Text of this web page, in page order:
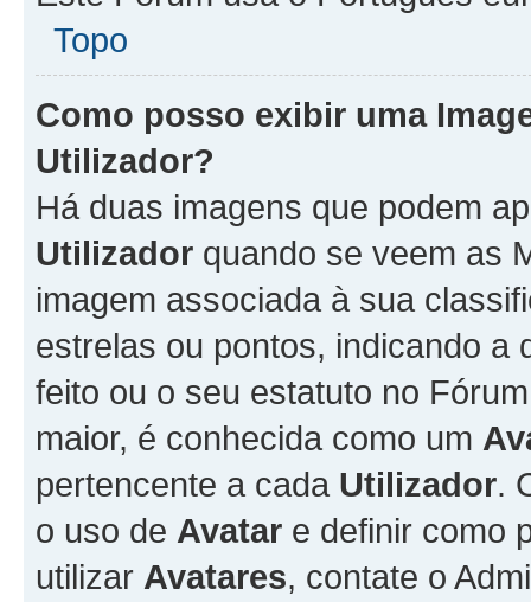
Topo
Como posso exibir uma
Utilizador?
Há duas imagens que podem
Utilizador quando se veem as
imagem associada à sua
estrelas ou pontos, indicando a
feito ou o seu estatuto no
maior, é conhecida como um
pertencente a cada Utilizador.
o uso de Avatar e definir como
utilizar Avatares, contate o